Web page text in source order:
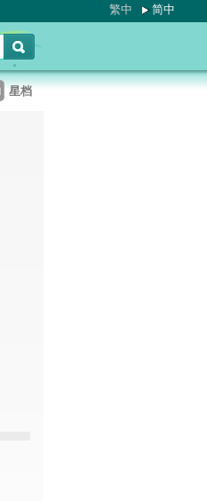
繁中 简中
星档